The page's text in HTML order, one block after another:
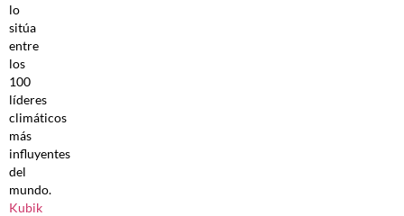
lo
sitúa
entre
los
100
líderes
climáticos
más
influyentes
del
mundo.
Kubik